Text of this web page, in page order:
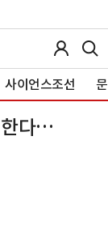
사이언스조선
한다…